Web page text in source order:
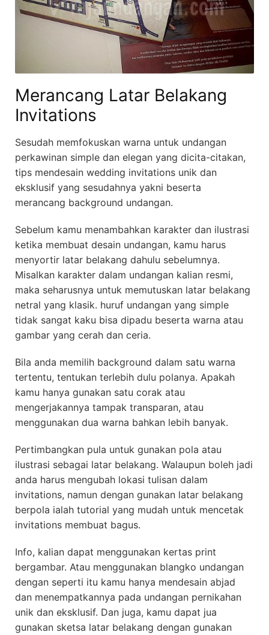
Merancang Latar Belakang
Invitations
Sesudah memfokuskan warna untuk undangan
perkawinan simple dan elegan yang dicita-citakan,
tips mendesain wedding invitations unik dan
eksklusif yang sesudahnya yakni beserta
merancang background undangan.
Sebelum kamu menambahkan karakter dan ilustrasi
ketika membuat desain undangan, kamu harus
menyortir latar belakang dahulu sebelumnya.
Misalkan karakter dalam undangan kalian resmi,
maka seharusnya untuk memutuskan latar belakang
netral yang klasik. huruf undangan yang simple
tidak sangat kaku bisa dipadu beserta warna atau
gambar yang cerah dan ceria.
Bila anda memilih background dalam satu warna
tertentu, tentukan terlebih dulu polanya. Apakah
kamu hanya gunakan satu corak atau
mengerjakannya tampak transparan, atau
menggunakan dua warna bahkan lebih banyak.
Pertimbangkan pula untuk gunakan pola atau
ilustrasi sebagai latar belakang. Walaupun boleh jadi
anda harus mengubah lokasi tulisan dalam
invitations, namun dengan gunakan latar belakang
berpola ialah tutorial yang mudah untuk mencetak
invitations membuat bagus.
Info, kalian dapat menggunakan kertas print
bergambar. Atau menggunakan blangko undangan
dengan seperti itu kamu hanya mendesain abjad
dan menempatkannya pada undangan pernikahan
unik dan eksklusif. Dan juga, kamu dapat jua
gunakan sketsa latar belakang dengan gunakan